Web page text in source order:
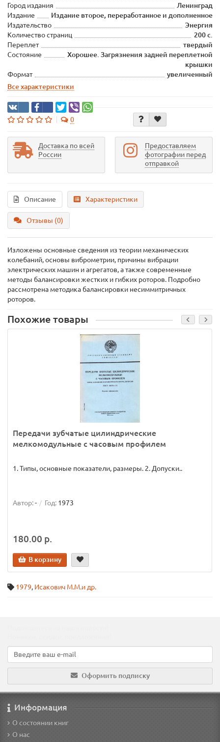
Город издания
Ленинград
Издание
Издание второе, переработанное и дополненное
Издательство
Энергия
Количество страниц
200 с.
Переплет
твердый
Состояние
Хорошее. Загрязнения задней переплетной
крышки
Формат
увеличенный
Все характеристики
0
Доставка по всей
России
Предоставляем
фотографии перед
отправкой
Описание Характеристики
Отзывы (0)
Изложены основные сведения из теории механических
колебаний, основы виброметрии, причины вибрации
электрических машин и агрегатов, а также современные
методы балансировки жестких и гибких роторов. Подробно
рассмотрена методика балансировки несиммитричных
роторов.
Похожие товары
Передачи зубчатые цилиндрические
мелкомодульные с часовым профилем
1. Типы, основные показатели, размеры. 2. Допуски..
Автор:- Год: 1973
180.00 р.
В корзину
1979, Исакович М.М.и др.
Оформить подписку
Информация
О состоянии книг
О нас